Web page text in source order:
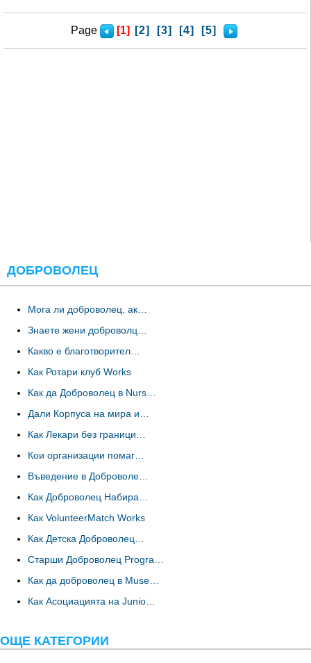
Page [1] [2] [3] [4] [5]
ДОБРОВОЛЕЦ
Мога ли доброволец, ак…
Знаете жени доброволц…
Какво е благотворител…
Как Ротари клуб Works
Как да Доброволец в Nurs…
Дали Корпуса на мира и…
Как Лекари без граници…
Кои организации помаг…
Въведение в Доброволе…
Как Доброволец Набира…
Как VolunteerMatch Works
Как Детска Доброволец…
Старши Доброволец Progra…
Как да доброволец в Muse…
Как Асоциацията на Junio…
ОЩЕ КАТЕГОРИИ